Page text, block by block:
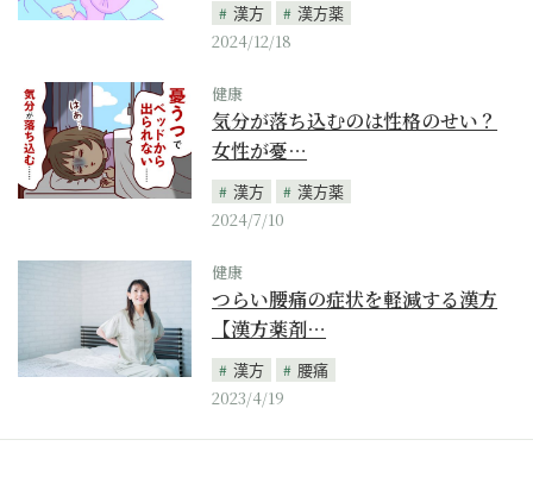
漢方
漢方薬
2024/12/18
健康
気分が落ち込むのは性格のせい？
女性が憂…
漢方
漢方薬
2024/7/10
健康
つらい腰痛の症状を軽減する漢方
【漢方薬剤…
漢方
腰痛
2023/4/19